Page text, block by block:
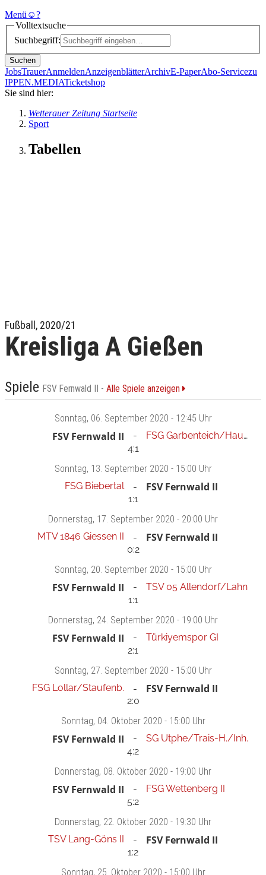
Menü ☺?
Volltextsuche
Suchbegriff:
Suchen
JobsTrauerAnmeldenAnzeigenblätterArchivE-PaperAbo-Servicezu
IPPEN.MEDIATicketshop
Sie sind hier:
Wetterauer Zeitung Startseite
Sport
Tabellen
Fußball, 2020/21
Kreisliga A Gießen
Spiele FSV Fernwald II - Alle Spiele anzeigen
Sonntag, 06. September 2020 - 12:45 Uhr
FSV Fernwald II
FSG Garbenteich/Hausen
4:1
Sonntag, 13. September 2020 - 15:00 Uhr
FSG Biebertal
FSV Fernwald II
1:1
Donnerstag, 17. September 2020 - 20:00 Uhr
MTV 1846 Giessen II
FSV Fernwald II
0:2
Sonntag, 20. September 2020 - 15:00 Uhr
FSV Fernwald II
TSV 05 Allendorf/Lahn
1:1
Donnerstag, 24. September 2020 - 19:00 Uhr
FSV Fernwald II
Türkiyemspor GI
2:1
Sonntag, 27. September 2020 - 15:00 Uhr
FSG Lollar/Staufenb.
FSV Fernwald II
2:0
Sonntag, 04. Oktober 2020 - 15:00 Uhr
FSV Fernwald II
SG Utphe/Trais-H./Inh.
4:2
Donnerstag, 08. Oktober 2020 - 19:00 Uhr
FSV Fernwald II
FSG Wettenberg II
5:2
Donnerstag, 22. Oktober 2020 - 19:30 Uhr
TSV Lang-Göns II
FSV Fernwald II
1:2
Sonntag, 25. Oktober 2020 - 15:00 Uhr